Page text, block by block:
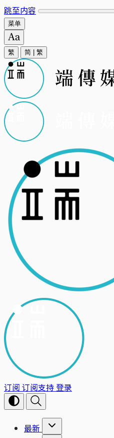
跳至内容
菜单
繁 简 繁
订阅 订阅支持登录
最新